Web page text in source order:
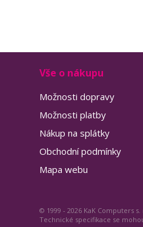
Vše o nákupu
Možnosti dopravy
Možnosti platby
Nákup na splátky
Obchodní podmínky
Mapa webu
© 1999 - 2026 KaK Computers
Technické specifikace se